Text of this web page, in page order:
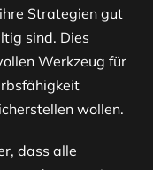
Strategien gut
sind. Dies
Werkzeug für
wollen.
dass alle